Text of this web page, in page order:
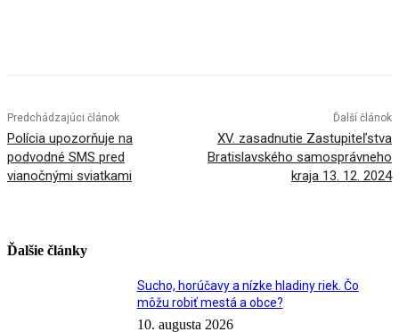
Predchádzajúci článok
Polícia upozorňuje na
podvodné SMS pred
vianočnými sviatkami
Ďalší článok
XV. zasadnutie Zastupiteľstva
Bratislavského samosprávneho
kraja 13. 12. 2024
Ďalšie články
Sucho, horúčavy a nízke hladiny riek. Čo
môžu robiť mestá a obce?
10. augusta 2026